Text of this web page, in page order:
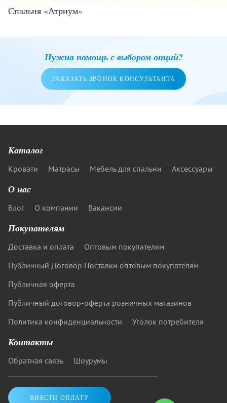
Спальня «Атриум»
Нужна помощь с выбором опций?
ЗАКАЗАТЬ ЗВОНОК КОНСУЛЬТАНТА
Каталог
Кровати Матрасы Мебель для спальни Аксессуары
О нас
Блог О компании Вакансии
Покупателям
Доставка и оплата
Оптовым покупателям
Публичный Договор Поставки оптовым покупателям
Публичная оферта
Публичный договор-оферта розничных магазинов
Политика конфиденциальности
Уголок потребителя
Контакты
Обратная связь Шоурумы
ВНЕСТИ ОПЛАТУ